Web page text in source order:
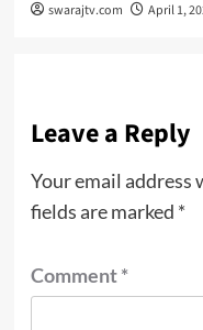
swarajtv.com April 1,
Leave a Reply
Your email address
fields are marked *
Comment*